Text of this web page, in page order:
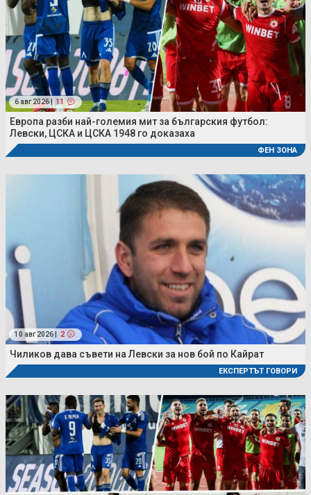
6 авг 2026 | 11
Европа разби най-големия мит за българския футбол:
Левски, ЦСКА и ЦСКА 1948 го доказаха
ФЕН ЗОНА
10 авг 2026 | 2
Чиликов дава съвети на Левски за нов бой по Кайрат
ЕКСПЕРТЪТ ГОВОРИ